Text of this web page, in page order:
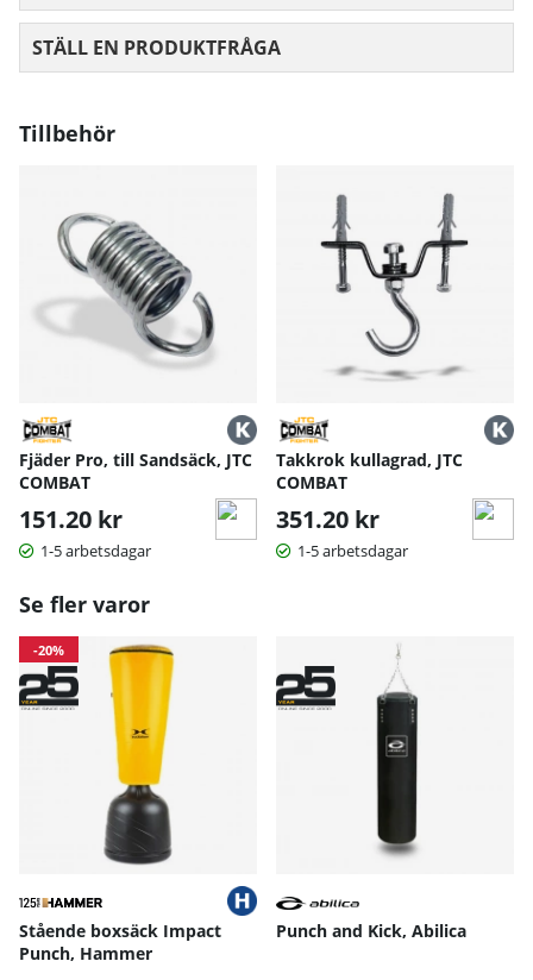
STÄLL EN PRODUKTFRÅGA
Tillbehör
Fjäder Pro, till Sandsäck, JTC
COMBAT
151.20 kr
1-5 arbetsdagar
Takkrok kullagrad, JTC
COMBAT
351.20 kr
1-5 arbetsdagar
Se fler varor
-20%
Stående boxsäck Impact
Punch, Hammer
Punch and Kick, Abilica